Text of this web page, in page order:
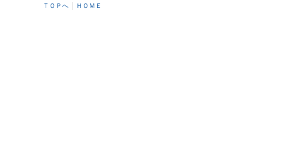
ＴＯＰへ│ ＨＯＭＥ